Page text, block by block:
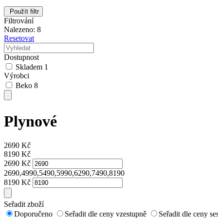
Použít filtr
Filtrování
Nalezeno: 8
Resetovat
Dostupnost
Skladem 1
Výrobci
Beko 8
Plynové
2690 Kč
8190 Kč
2690 Kč
2690,4990,5490,5990,6290,7490,8190
8190 Kč
Seřadit zboží
Doporučeno
Seřadit dle ceny vzestupně Seřadit dle ceny